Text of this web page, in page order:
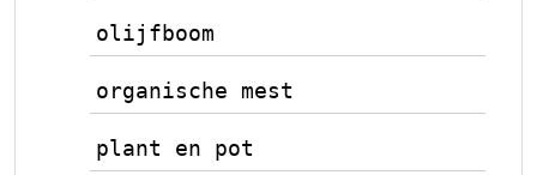
olijfboom
organische mest
plant en pot